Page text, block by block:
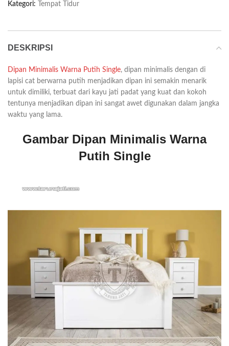
Kategori: Tempat Tidur
DESKRIPSI
Dipan Minimalis Warna Putih Single, dipan minimalis dengan di
lapisi cat berwarna putih menjadikan dipan ini semakin menarik
untuk dimiliki, terbuat dari kayu jati padat yang kuat dan kokoh
tentunya menjadikan dipan ini sangat awet digunakan dalam jangka
waktu yang lama.
Gambar Dipan Minimalis Warna
Putih Single